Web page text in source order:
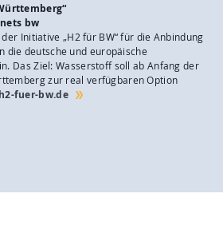
bw
Initiative „H2 für BW“ für die Anbindung
die deutsche und europäische
Das Ziel: Wasserstoff soll ab Anfang der
zur real verfügbaren Option
fuer-bw.de
wasserstoff-